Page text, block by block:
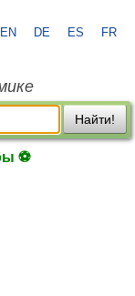
EN DE ES FR
Найти!
⚽